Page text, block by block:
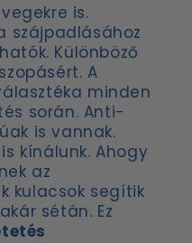
is.
szájpadlásához
Különböző
A
minden
során. Anti-
is vannak.
kínálunk. Ahogy
az
kulacsok segítik
sétán. Ez